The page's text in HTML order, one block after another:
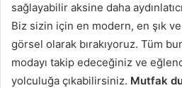
sağlayabilir aksine daha
Biz sizin için en modern, en şık
görsel olarak bırakıyoruz. Tüm
modayı takip edeceğiniz ve
yolculuğa çıkabilirsiniz. Mutfak